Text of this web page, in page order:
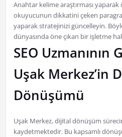
Anahtar kelime araştırması
okuyucunun dikkatini çeken
yaparak stratejinizi güncelleyin.
dünyasında öne çıkan bir işletme
SEO Uzmanının
Uşak Merkez’in
Dönüşümü
Uşak Merkez, dijital dönüşüm
kaydetmektedir. Bu kapsamlı